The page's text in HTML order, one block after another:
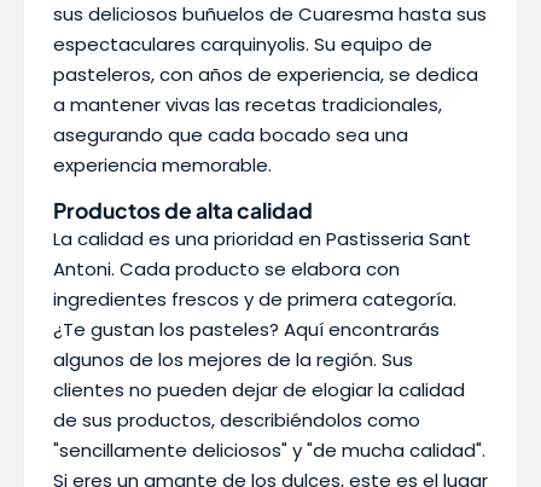
sus deliciosos buñuelos de Cuaresma hasta sus
espectaculares carquinyolis. Su equipo de
pasteleros, con años de experiencia, se dedica
a mantener vivas las recetas tradicionales,
asegurando que cada bocado sea una
experiencia memorable.
Productos de alta calidad
La calidad es una prioridad en Pastisseria Sant
Antoni. Cada producto se elabora con
ingredientes frescos y de primera categoría.
¿Te gustan los pasteles? Aquí encontrarás
algunos de los mejores de la región. Sus
clientes no pueden dejar de elogiar la calidad
de sus productos, describiéndolos como
"sencillamente deliciosos" y "de mucha calidad".
Si eres un amante de los dulces, este es el lugar